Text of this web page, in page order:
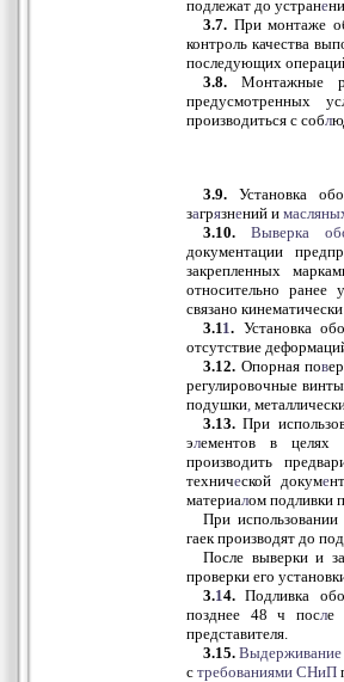
подлежат до устране
3.7. При монтаже
контроль качества
последующих
3.8. Монтажные
предусмотренных
производиться с собл
3.9. Установка
загрязнений и
3.10.
Выверка
документации
закрепленных
относительно ранее
связано
3.11. Установка
отсутствие
3.12. Опорная пов
регулировочные
подушки
3.13. При
элементов в целях
производить
технической докуме
материалом подливки
При использовании
гаек производят до
После выверки и
проверки его
3.14. Подливка
позднее 48 ч после
представителя.
3.15. Выдерживание
с требованиями СНиП